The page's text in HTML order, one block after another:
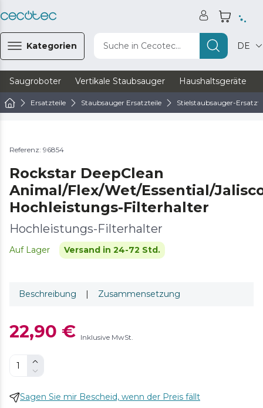
Kategorien Suche in Cecotec... DE
Saugroboter Vertikale Staubsauger Haushaltsgeräte
Ersatzteile Staubsauger Ersatzteile Stielstaubsauger-
Referenz: 96854
Rockstar DeepClean
Animal/Flex/Wet/Essential/
Hochleistungs-Filterhalter
Hochleistungs-Filterhalter
Auf Lager Versand in 24-72 Std.
Beschreibung | Zusammensetzung
22,90 € Inklusive MwSt.
Sagen Sie mir Bescheid, wenn der Preis fällt